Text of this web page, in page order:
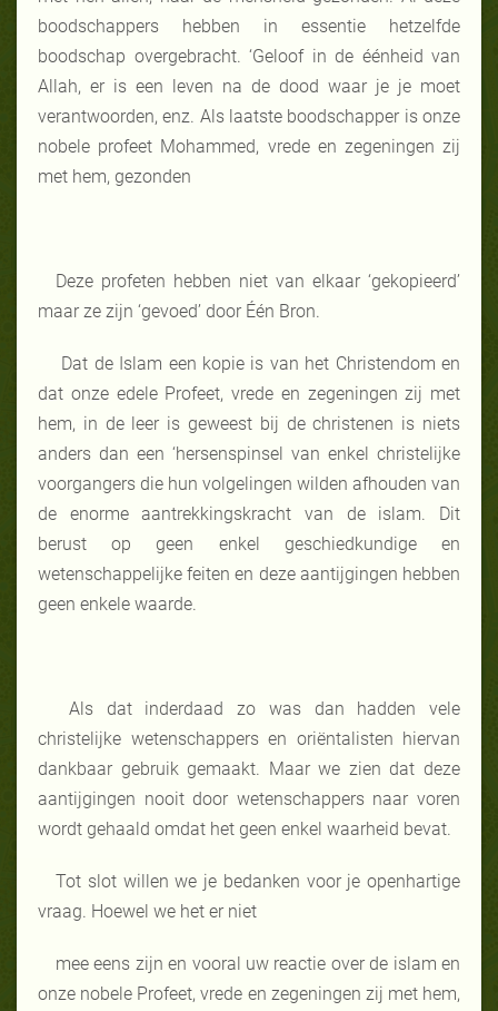
boodschappers hebben in essentie hetzelfde
boodschap overgebracht. ‘Geloof in de éénheid van
Allah, er is een leven na de dood waar je je moet
verantwoorden, enz. Als laatste boodschapper is onze
nobele profeet Mohammed, vrede en zegeningen zij
met hem, gezonden
Deze profeten hebben niet van elkaar ‘gekopieerd’
maar ze zijn ‘gevoed’ door Één Bron.
Dat de Islam een kopie is van het Christendom en
dat onze edele Profeet, vrede en zegeningen zij met
hem, in de leer is geweest bij de christenen is niets
anders dan een ‘hersenspinsel van enkel christelijke
voorgangers die hun volgelingen wilden afhouden van
de enorme aantrekkingskracht van de islam. Dit
berust op geen enkel geschiedkundige en
wetenschappelijke feiten en deze aantijgingen hebben
geen enkele waarde.
Als dat inderdaad zo was dan hadden vele
christelijke wetenschappers en oriëntalisten hiervan
dankbaar gebruik gemaakt. Maar we zien dat deze
aantijgingen nooit door wetenschappers naar voren
wordt gehaald omdat het geen enkel waarheid bevat.
Tot slot willen we je bedanken voor je openhartige
vraag. Hoewel we het er niet
mee eens zijn en vooral uw reactie over de islam en
onze nobele Profeet, vrede en zegeningen zij met hem,